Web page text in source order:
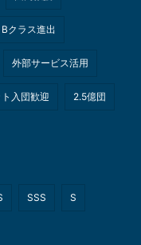
Bクラス進出
外部サービス活用
入団歓迎 2.5億団
SSS S